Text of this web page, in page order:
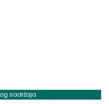
sadržaja